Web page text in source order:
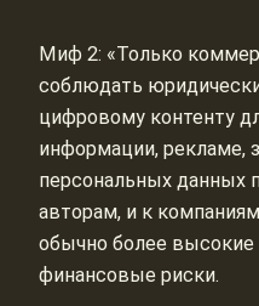
Миф 2: «Только
соблюдать
цифровому контенту
информации, рекламе,
персональных данных
авторам, и к
обычно более
финансовые риски.